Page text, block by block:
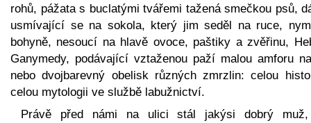
rohů, pážata s buclatými tvářemi tažená smečkou psů,
usmívající se na sokola, který jim seděl na ruce,
bohyně, nesoucí na hlavě ovoce, paštiky a zvěřinu,
Ganymedy, podávající vztaženou paží malou amforu
nebo dvojbarevný obelisk různých zmrzlin: celou
celou mytologii ve službě labužnictví.
Právě před námi na ulici stál jakýsi dobrý